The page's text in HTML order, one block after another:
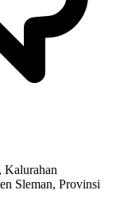
Kalurahan
Sleman, Provinsi